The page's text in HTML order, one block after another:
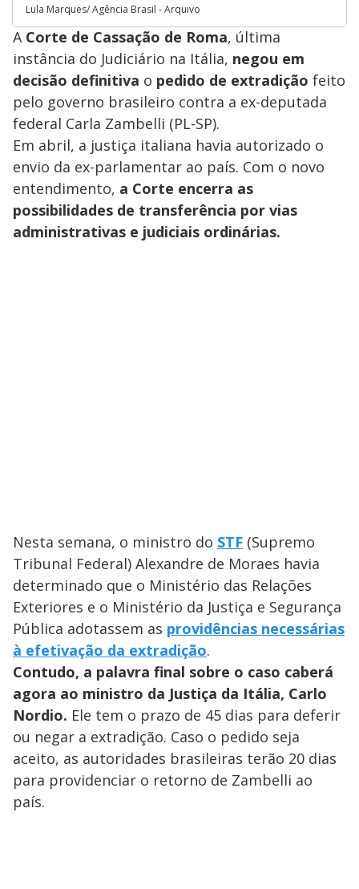
Lula Marques/ Agência Brasil - Arquivo
A Corte de Cassação de Roma, última
instância do Judiciário na Itália, negou em
decisão definitiva o pedido de extradição feito
pelo governo brasileiro contra a ex-deputada
federal Carla Zambelli (PL-SP).
Em abril, a justiça italiana havia autorizado o
envio da ex-parlamentar ao país. Com o novo
entendimento, a Corte encerra as
possibilidades de transferência por vias
administrativas e judiciais ordinárias.
Nesta semana, o ministro do STF (Supremo
Tribunal Federal) Alexandre de Moraes havia
determinado que o Ministério das Relações
Exteriores e o Ministério da Justiça e Segurança
Pública adotassem as providências necessárias
à efetivação da extradição.
Contudo, a palavra final sobre o caso caberá
agora ao ministro da Justiça da Itália, Carlo
Nordio. Ele tem o prazo de 45 dias para deferir
ou negar a extradição. Caso o pedido seja
aceito, as autoridades brasileiras terão 20 dias
para providenciar o retorno de Zambelli ao
país.